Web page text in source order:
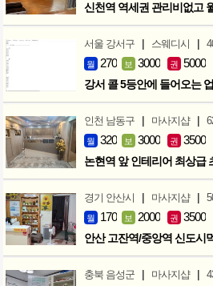
신천역 역세권 관리비없고
서울 강서구 | 스웨디시 |
월 270 보 3000 권 5000
강서 콜 5등안에 들어오는
인천 남동구 | 마사지샵 |
월 320 보 3000 권 3500
논현역 앞 인테리어 최상급
경기 안산시 | 마사지샵 |
월 170 보 2000 권 3500
안산 고잔역/중앙역 신도시
충북 음성군 | 마사지샵 |